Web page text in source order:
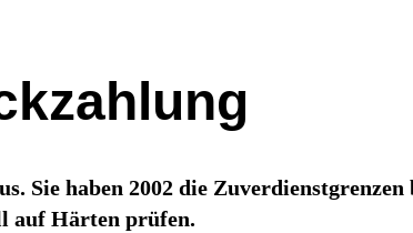
Sie haben 2002 die
auf Härten prüfen.